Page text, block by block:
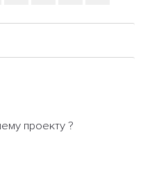
проекту ?